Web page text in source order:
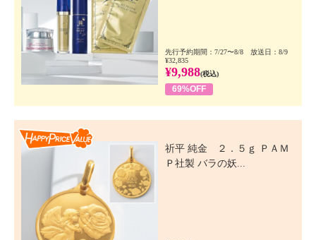
先行予約期間：7/27〜8/8 放送日：8/9
¥32,835
¥9,988(税込)
69%OFF
祈平 純金 ２．５ｇ ＰＡＭ
Ｐ社製 バラの妖...